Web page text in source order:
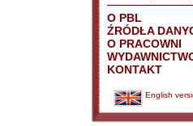
O PBL
ŹRÓDŁA
O PRACOWNI
KONTAKT
English